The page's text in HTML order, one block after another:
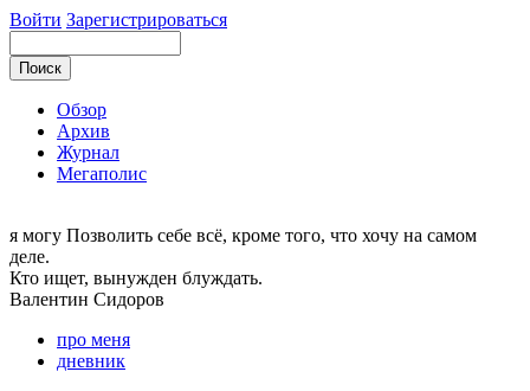
Войти Зарегистрироваться
Обзор
Архив
Журнал
Мегаполис
я могу Позволить себе всё, кроме того, что хочу на самом
деле.
Кто ищет, вынужден блуждать.
Валентин Сидоров
про меня
дневник